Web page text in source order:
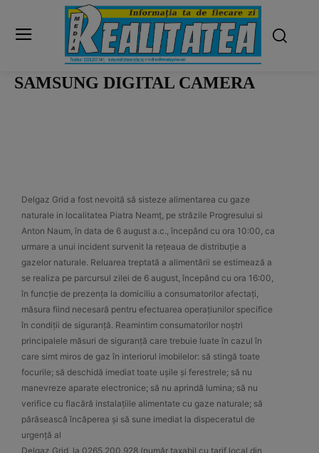
SAMSUNG DIGITAL CAMERA
Delgaz Grid a fost nevoită să sisteze alimentarea cu gaze
naturale in localitatea Piatra Neamț, pe străzile Progresului si
Anton Naum, în data de 6 august a.c., începând cu ora 10:00, ca
urmare a unui incident survenit la rețeaua de distribuție a
gazelor naturale. Reluarea treptată a alimentării se estimează a
se realiza pe parcursul zilei de 6 august, începând cu ora 16:00,
în funcție de prezența la domiciliu a consumatorilor afectați,
măsura fiind necesară pentru efectuarea operațiunilor specifice
în condiții de siguranță. Reamintim consumatorilor noștri
principalele măsuri de siguranță care trebuie luate în cazul în
care simt miros de gaz în interiorul imobilelor: să stingă toate
focurile; să deschidă imediat toate ușile și ferestrele; să nu
manevreze aparate electronice; să nu aprindă lumina; să nu
verifice cu flacără instalațiile alimentate cu gaze naturale; să
părăsească încăperea și să sune imediat la dispeceratul de
urgență al
Delgaz Grid, la 0265.200.928 (număr taxabil cu tarif local din